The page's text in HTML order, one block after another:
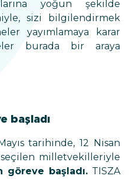
yoğun şekilde
sizi bilgilendirmek
yayımlamaya karar
burada bir araya
başladı
tarihinde, 12 Nisan
seçilen milletvekilleriyle
göreve başladı. TISZA